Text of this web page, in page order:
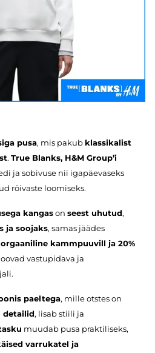
pusa, mis pakub klassikalist
. True Blanks, H&M Group’i
ja sobivuse nii igapäevaseks
rõivaste loomiseks.
kangason seest uhutud,
ja soojaks, samas jäädes
orgaaniline kammpuuvill ja 20%
vastupidava ja
paeltega, mille otstes on
detailid, lisab stiili ja
muudab pusa praktiliseks,
varrukatel ja